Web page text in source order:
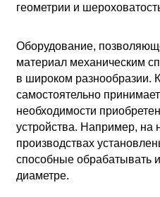
геометрии и
Оборудование,
материал механическим
в широком разнообразии.
самостоятельно
необходимости
устройства. Например, на
производствах
способные обрабатывать
диаметре.